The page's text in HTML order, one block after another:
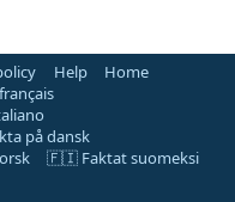
Help
Home
på dansk
🇫🇮 Faktat suomeksi